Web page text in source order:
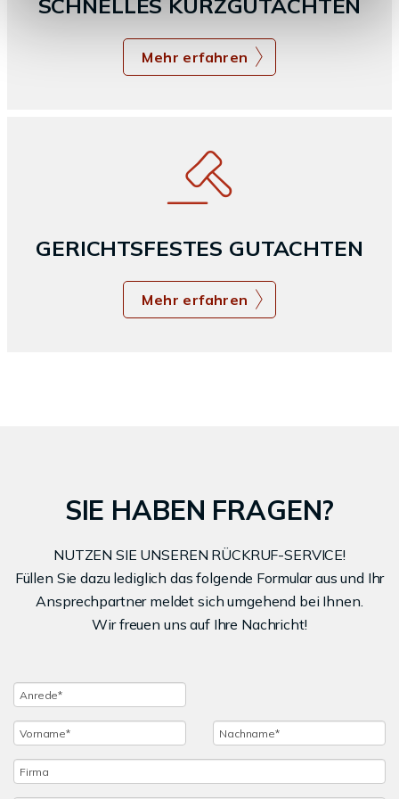
SCHNELLES KURZGUTACHTEN
Mehr erfahren
GERICHTSFESTES GUTACHTEN
Mehr erfahren
SIE HABEN FRAGEN?
NUTZEN SIE UNSEREN RÜCKRUF-SERVICE!
Füllen Sie dazu lediglich das folgende Formular aus und Ihr
Ansprechpartner meldet sich umgehend bei Ihnen.
Wir freuen uns auf Ihre Nachricht!